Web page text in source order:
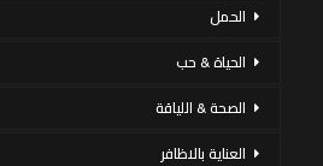
الحمل
الحياة & حب
الصحة & اللياقة
العناية بالاظافر